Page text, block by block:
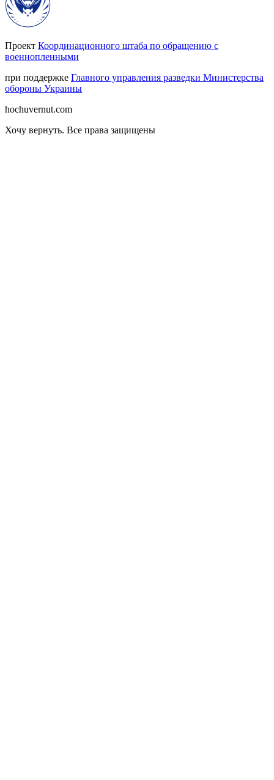
Проект Координационного штаба по обращению с
военнопленными
при поддержке Главного управления разведки Министерства
обороны Украины
hochuvernut.com
Хочу вернуть. Все права защищены